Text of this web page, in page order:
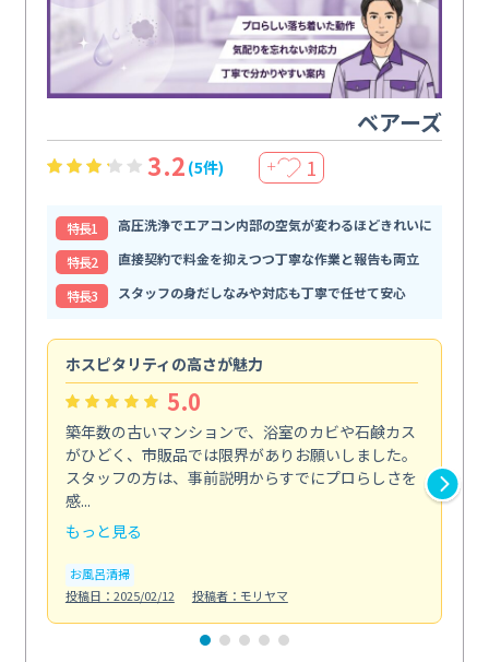
ベアーズ
3.2 (5件) ＋ 1
特⻑1
高圧洗浄でエアコン内部の空気が変わるほどきれいに
特⻑2
直接契約で料金を抑えつつ丁寧な作業と報告も両立
特⻑3
スタッフの身だしなみや対応も丁寧で任せて安心
ホスピタリティの高さが魅力
5.0
築年数の古いマンションで、浴室のカビや石鹸カス
がひどく、市販品では限界がありお願いしました。
スタッフの方は、事前説明からすでにプロらしさを
感...
もっと見る
お風呂清掃
投稿日：2025/02/12
投稿者：モリヤマ